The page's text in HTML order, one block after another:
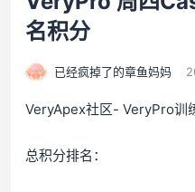
名积分
已经疯掉了的章鱼妈妈
VeryApex社区- VeryPro训
总积分排名：